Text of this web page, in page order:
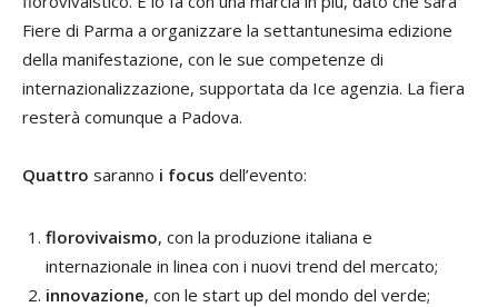
Fiere di Parma a organizzare la settantunesima edizione
della manifestazione, con le sue competenze di
internazionalizzazione, supportata da Ice agenzia. La fiera
resterà comunque a Padova.
Quattro saranno i focus dell’evento:
florovivaismo, con la produzione italiana e
internazionale in linea con i nuovi trend del mercato;
innovazione, con le start up del mondo del verde;